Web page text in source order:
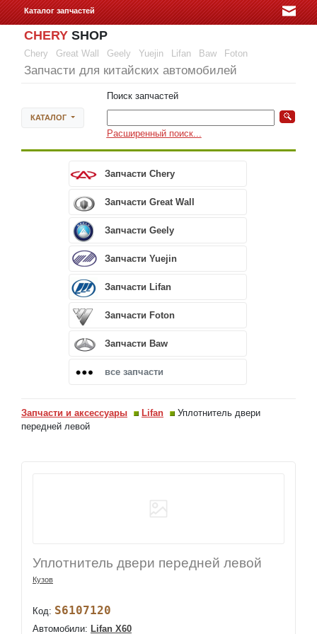
Каталог запчастей
CHERY SHOP
Chery Great Wall Geely Yuejin Lifan Baw Foton
Запчасти для китайских автомобилей
КАТАЛОГ
Поиск запчастей
Расширенный поиск...
Запчасти Chery
Запчасти Great Wall
Запчасти Geely
Запчасти Yuejin
Запчасти Lifan
Запчасти Foton
Запчасти Baw
все запчасти
Запчасти и аксессуары Lifan
Уплотнитель двери
передней левой
Уплотнитель двери передней левой
Кузов
Код: S6107120
Автомобили: Lifan X60